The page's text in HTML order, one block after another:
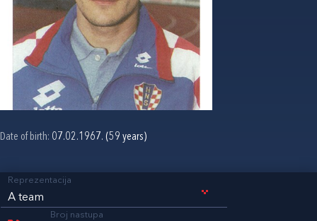
Date of birth: 07.02.1967. (59 years)
Reprezentacija
A team
Broj nastupa